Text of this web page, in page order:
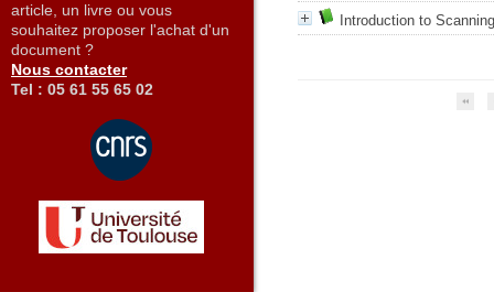
Introduction to
article, un livre ou vous
souhaitez proposer l'achat d'un
document ?
Nous contacter
Tel : 05 61 55 65 02